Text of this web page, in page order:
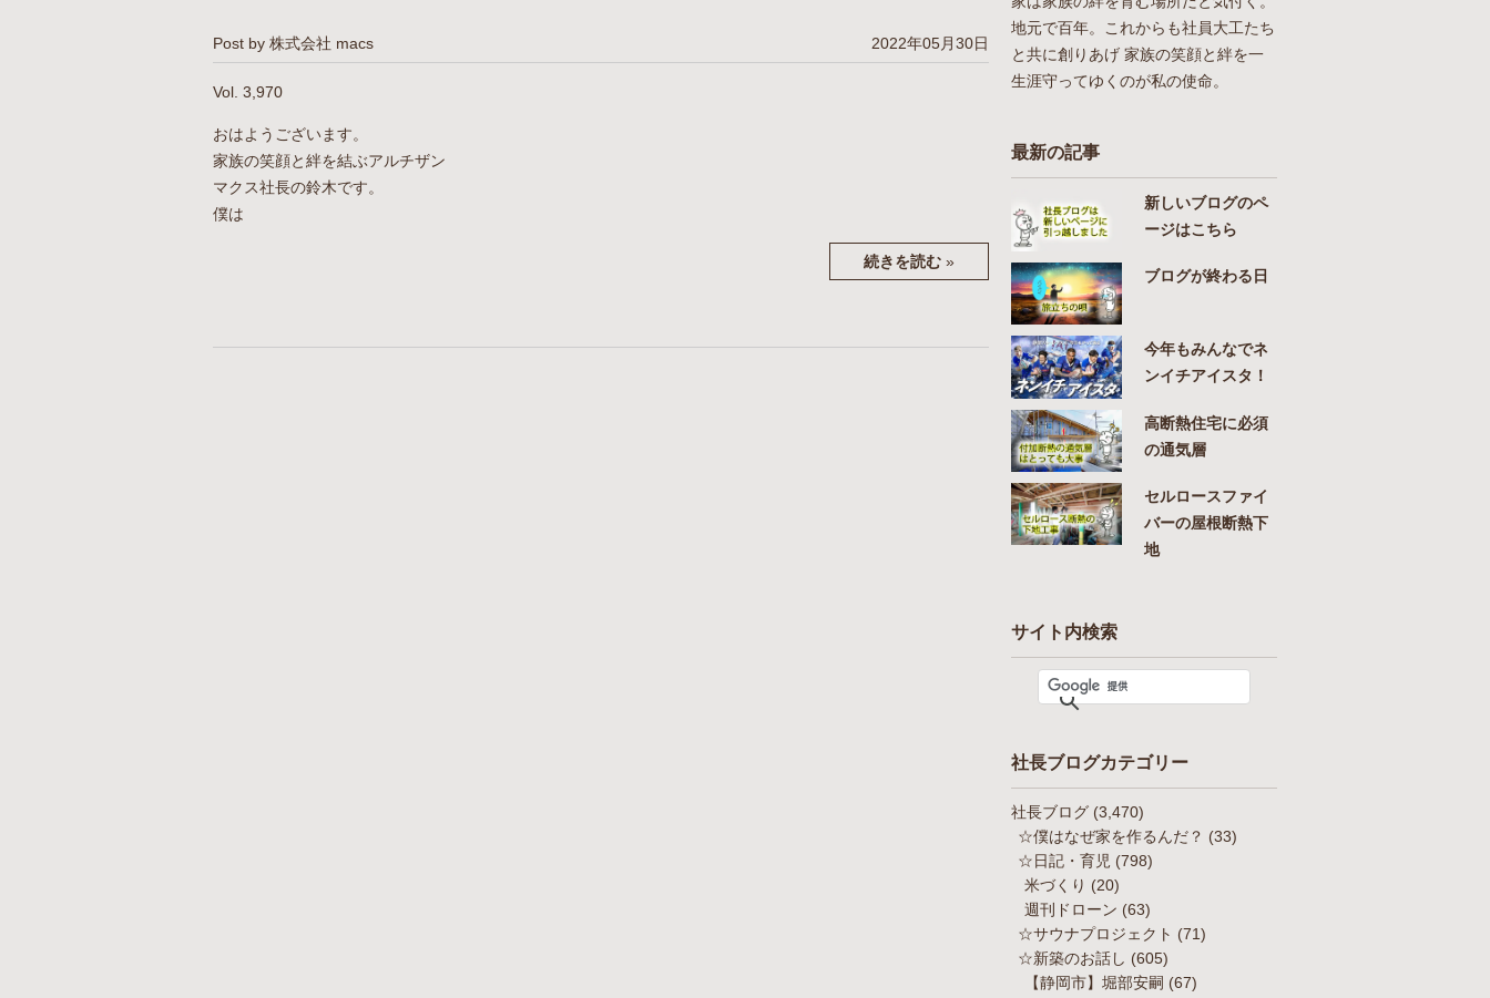
Post by 株式会社 macs 2022年05月30日
Vol. 3,970
おはようございます。
家族の笑顔と絆を結ぶアルチザン
マクス社長の鈴木です。
僕は
続きを読む »
地元で百年。これからも社員大工たち
と共に創りあげ 家族の笑顔と絆を一
生涯守ってゆくのが私の使命。
最新の記事
新しいブログのペ
ージはこちら
ブログが終わる日
今年もみんなでネ
ンイチアイスタ！
高断熱住宅に必須
の通気層
セルロースファイ
バーの屋根断熱下
地
サイト内検索
社長ブログカテゴリー
社長ブログ (3,470)
☆僕はなぜ家を作るんだ？ (33)
☆日記・育児 (798)
米づくり (20)
週刊ドローン (63)
☆サウナプロジェクト (71)
☆新築のお話し (605)
【静岡市】堀部安嗣 (67)